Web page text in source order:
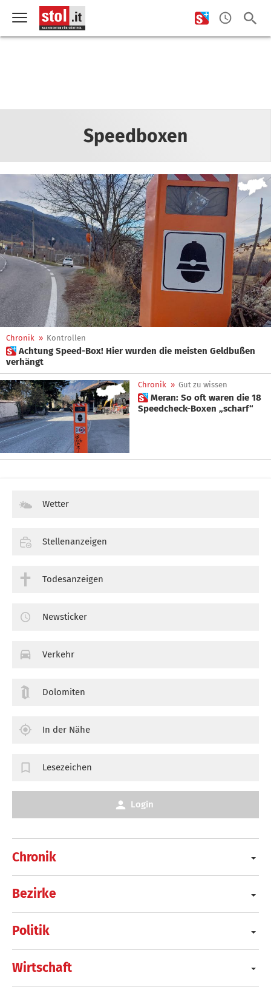
Speedboxen
Chronik » Kontrollen
 Achtung Speed-Box! Hier wurden die meisten Geldbußen
verhängt
Chronik » Gut zu wissen
 Meran: So oft waren die 18
Speedcheck-Boxen „scharf“
Chronik
Bezirke
Politik
Wirtschaft
Wetter
Stellenanzeigen
Todesanzeigen
Newsticker
Verkehr
Dolomiten
In der Nähe
Lesezeichen
Login